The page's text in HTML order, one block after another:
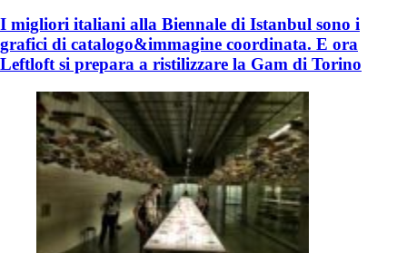
I migliori italiani alla Biennale di Istanbul sono i
grafici di catalogo&immagine coordinata. E ora
Leftloft si prepara a ristilizzare la Gam di Torino